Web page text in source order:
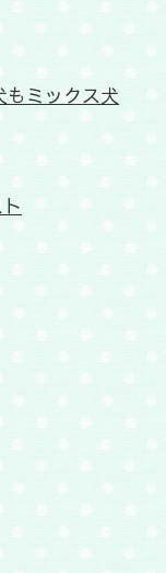
ミックス犬